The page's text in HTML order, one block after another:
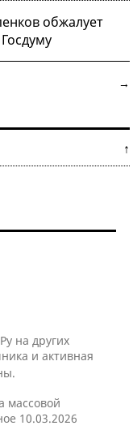
обжалует
новости →
↑
на других
и активная
массовой
10.03.2026